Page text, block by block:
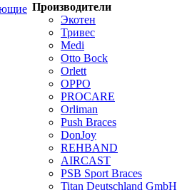
Производители
Экотен
Тривес
Medi
Otto Bock
Orlett
OPPO
PROCARE
Orliman
Push Braces
DonJoy
REHBAND
AIRCAST
PSB Sport Braces
Titan Deutschland GmbH